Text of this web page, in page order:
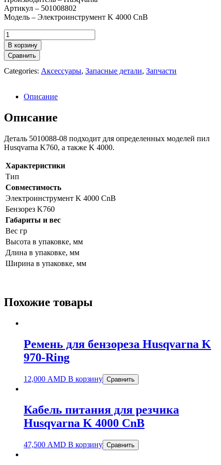
Артикул – 501008802
Модель – Электроинструмент K 4000 CnB
Количество
товара
Винт
для
крепления
алмазных
Husqvarna
В корзину
Сравнить
Categories: Аксессуары, Запасные детали, Запчасти
Описание
Описание
Деталь 5010088-08 подходит для определенных моделей пил
Husqvarna K760, а также K 4000.
Характеристики
Тип
Совместимость
Электроинструмент K 4000 CnB
Бензорез K760
Габариты и вес
Вес гр
Высота в упаковке, мм
Длина в упаковке, мм
Ширина в упаковке, мм
Похожие товары
Ремень для бензореза Husqvarna K
970-Ring
12,000 AMD В корзину Сравнить
Кабель питания для резчика
Husqvarna K 4000 CnB
47,500 AMD В корзину Сравнить